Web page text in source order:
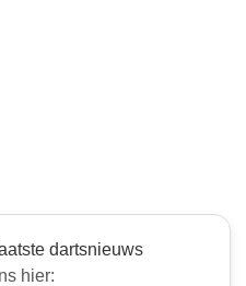
dartsnieuws
hier: